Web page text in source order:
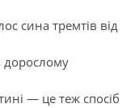
сина тремтів від
дорослому
— це теж спосіб